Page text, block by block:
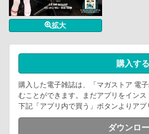
拡大
購入する
購入した電子雑誌は、「マガストア 電
むことができます。まだアプリをインス
下記「アプリ内で買う」ボタンよりアプ
ダウンロ